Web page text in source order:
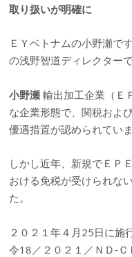
取り扱いが明確に
ＥＹベトナムの小野瀬で
の浅野智道ディレクターで
小野瀬 輸出加工企業（Ｅ
な企業形態で、関税およ
優遇措置が認められていま
しかし近年、新規でＥＰ
おける免税が受けられな
た。
２０２１年４月25日に施
令18／２０２１／ＮＤ‐